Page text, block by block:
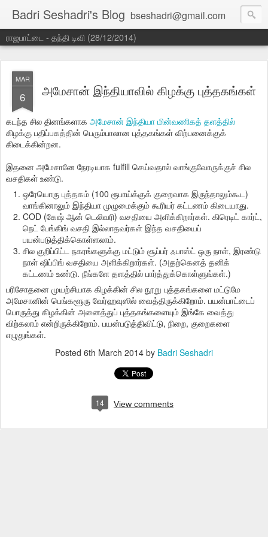
Badri Seshadri's Blog bseshadri@gmail.com
ராஜபாட்டை - தந்தி டிவி (28/12/2014)
MAR
6 அமேசான் இந்தியாவில் கிழக்கு புத்தகங்கள்
கடந்த சில தினங்களாக அமேசான் இந்தியா மின்வணிகத் தளத்தில்
கிழக்கு பதிப்பகத்தின் பெரும்பாலான புத்தகங்கள் விற்பனைக்குக்
கிடைக்கின்றன.
இதனை அமேசானே நேரடியாக fulfill செய்வதால் வாங்குவோருக்குச் சில
வசதிகள் உண்டு.
ஒரேயொரு புத்தகம் (100 ரூபாய்க்குக் குறைவாக இருந்தாலும்கூட)
வாங்கினாலும் இந்தியா முழுமைக்கும் கூரியர் கட்டணம் கிடையாது.
COD (கேஷ் ஆன் டெலிவரி) வசதியை அளிக்கிறார்கள். கிரெடிட் கார்ட்,
நெட் பேங்கிங் வசதி இல்லாதவர்கள் இந்த வசதியைப்
பயன்படுத்திக்கொள்ளலாம்.
சில குறிப்பிட்ட நகரங்களுக்கு மட்டும் சூப்பர் ஃபாஸ்ட் ஒரு நாள், இரண்டு
நாள் ஷிப்பிங் வசதியை அளிக்கிறார்கள். (அதற்கெனத் தனிக்
கட்டணம் உண்டு. நீங்களே தளத்தில் பார்த்துக்கொள்ளுங்கள்.)
பரிசோதனை முயற்சியாக கிழக்கின் சில நூறு புத்தகங்களை மட்டுமே
அமேசானின் பெங்களூரு வேர்ஹவுஸில் வைத்திருக்கிறோம். பயன்பாட்டைப்
பொருத்து கிழக்கின் அனைத்துப் புத்தகங்களையும் இங்கே வைத்து
விற்கலாம் என்றிருக்கிறோம். பயன்படுத்திவிட்டு, நிறை, குறைகளை
எழுதுங்கள்.
Posted 6th March 2014 by Badri Seshadri
14 View comments